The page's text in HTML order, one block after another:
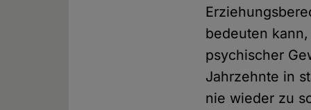
bedeuten
psychischer
Jahrzehnte in
nie wieder zu